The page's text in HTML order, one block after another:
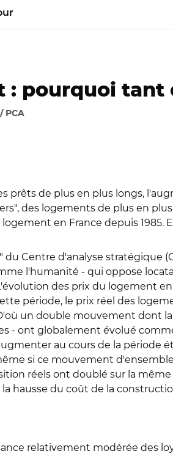
: pourquoi tant
PCA
prêts de plus en plus longs,
des logements de plus en
en France depuis
Centre d'analyse stratégique
l'humanité - qui oppose
des prix du logement
période, le prix réel des
un double mouvement dont
- ont globalement évolué
au cours de la période
si ce mouvement
réels ont doublé sur la
hausse du coût de la
relativement modérée des